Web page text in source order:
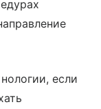
если